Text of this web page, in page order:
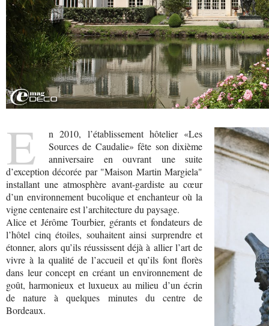
E
n 2010, l’établissement hôtelier «Les
Sources de Caudalie» fête son dixième
anniversaire en ouvrant une suite
d’exception décorée par "Maison Martin Margiela"
installant une atmosphère avant-gardiste au cœur
d’un environnement bucolique et enchanteur où la
vigne centenaire est l’architecture du paysage.
Alice et Jérôme Tourbier, gérants et fondateurs de
l’hôtel cinq étoiles, souhaitent ainsi surprendre et
étonner, alors qu’ils réussissent déjà à allier l’art de
vivre à la qualité de l’accueil et qu’ils font florès
dans leur concept en créant un environnement de
goût, harmonieux et luxueux au milieu d’un écrin
de nature à quelques minutes du centre de
Bordeaux.